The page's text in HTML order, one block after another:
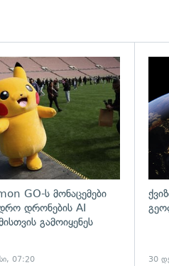
GO-ს მონაცემები
დრონების AI
გამოიყენეს
07:20 30